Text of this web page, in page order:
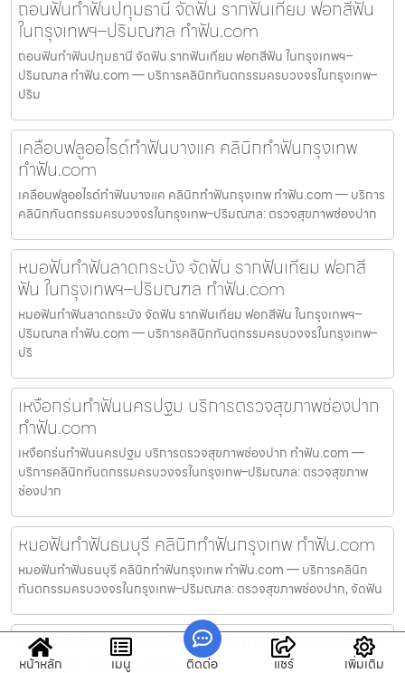
ถอนฟันทำฟันปทุมธานี จัดฟัน รากฟันเทียม ฟอกสีฟัน
ในกรุงเทพฯ–ปริมณฑล ทำฟัน.com
ถอนฟันทำฟันปทุมธานี จัดฟัน รากฟันเทียม ฟอกสีฟัน ในกรุงเทพฯ–
ปริมณฑล ทำฟัน.com — บริการคลินิกทันตกรรมครบวงจรในกรุงเทพ–
ปริม
เคลือบฟลูออไรด์ทำฟันบางแค คลินิกทำฟันกรุงเทพ
ทำฟัน.com
เคลือบฟลูออไรด์ทำฟันบางแค คลินิกทำฟันกรุงเทพ ทำฟัน.com — บริการ
คลินิกทันตกรรมครบวงจรในกรุงเทพ–ปริมณฑล: ตรวจสุขภาพช่องปาก
หมอฟันทำฟันลาดกระบัง จัดฟัน รากฟันเทียม ฟอกสี
ฟัน ในกรุงเทพฯ–ปริมณฑล ทำฟัน.com
หมอฟันทำฟันลาดกระบัง จัดฟัน รากฟันเทียม ฟอกสีฟัน ในกรุงเทพฯ–
ปริมณฑล ทำฟัน.com — บริการคลินิกทันตกรรมครบวงจรในกรุงเทพ–
ปริ
เหงือกร่นทำฟันนครปฐม บริการตรวจสุขภาพช่องปาก
ทำฟัน.com
เหงือกร่นทำฟันนครปฐม บริการตรวจสุขภาพช่องปาก ทำฟัน.com —
บริการคลินิกทันตกรรมครบวงจรในกรุงเทพ–ปริมณฑล: ตรวจสุขภาพ
ช่องปาก
หมอฟันทำฟันธนบุรี คลินิกทำฟันกรุงเทพ ทำฟัน.com
หมอฟันทำฟันธนบุรี คลินิกทำฟันกรุงเทพ ทำฟัน.com — บริการคลินิก
ทันตกรรมครบวงจรในกรุงเทพ–ปริมณฑล: ตรวจสุขภาพช่องปาก, จัดฟัน
อุดฟันทำฟันจอมทอง รักษาเหงือก/เหงือกร่น ผ่าฟันคุด
ขูดหินปูน ถอนฟัน ทำฟัน.com
หน้าหลัก เมนู ติดต่อ แชร์ เพิ่มเติม